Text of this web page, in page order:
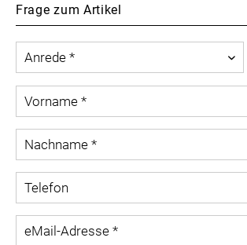
Frage zum Artikel